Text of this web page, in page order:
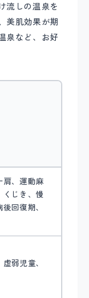
流しの温泉を
美肌効果が期
泉など、お好
肩、運動麻
くじき、慢
回復期、
弱児童、